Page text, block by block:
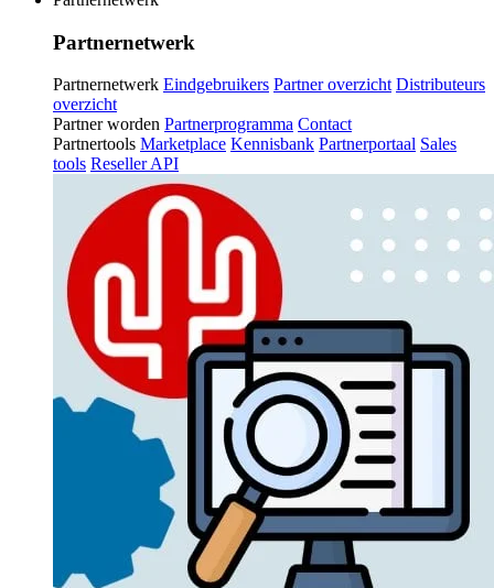
Partnernetwerk
Partnernetwerk Eindgebruikers Partner overzicht Distributeurs
overzicht
Partner worden Partnerprogramma Contact
Partnertools Marketplace Kennisbank Partnerportaal Sales
tools Reseller API